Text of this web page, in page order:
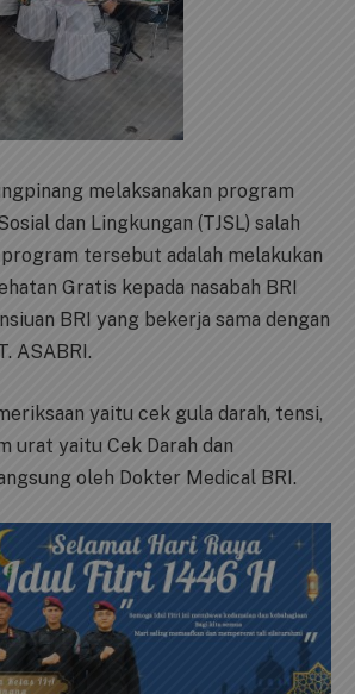
melaksanakan program
dan Lingkungan (TJSL) salah
tersebut adalah melakukan
Gratis kepada nasabah BRI
BRI yang bekerja sama dengan
ASABRI.
yaitu cek gula darah, tensi,
urat yaitu Cek Darah dan
oleh Dokter Medical BRI.